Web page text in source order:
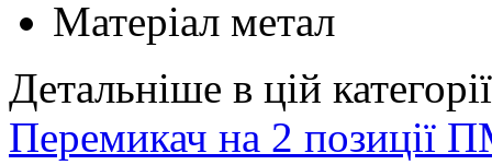
Матеріал метал
Детальніше в цій
Перемикач на 2 позиції